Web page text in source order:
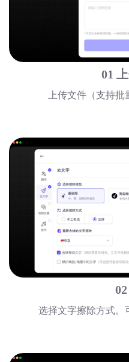
01
上传文件（支持批
选择文字擦除方式。